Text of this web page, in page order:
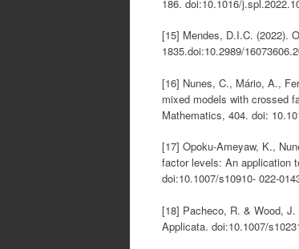
186. doi:10.1016/
[15] Mendes, D.I.C. (2022).
1835.doi:10.2989/
[16] Nunes, C., Mário, A.,
mixed models with crossed
Mathematics, 404. doi:
[17] Opoku-Ameyaw, K.,
factor levels: An application
doi:10.1007/s10910- 022-
[18] Pacheco, R. & Wood,
Applicata. doi:10.1007/